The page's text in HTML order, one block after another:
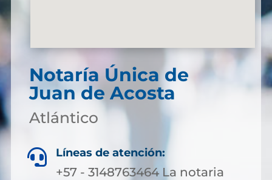
Notaría Única de
Juan de Acosta
Atlántico
 Líneas de atención:
+57 - 3148763464 La notaria